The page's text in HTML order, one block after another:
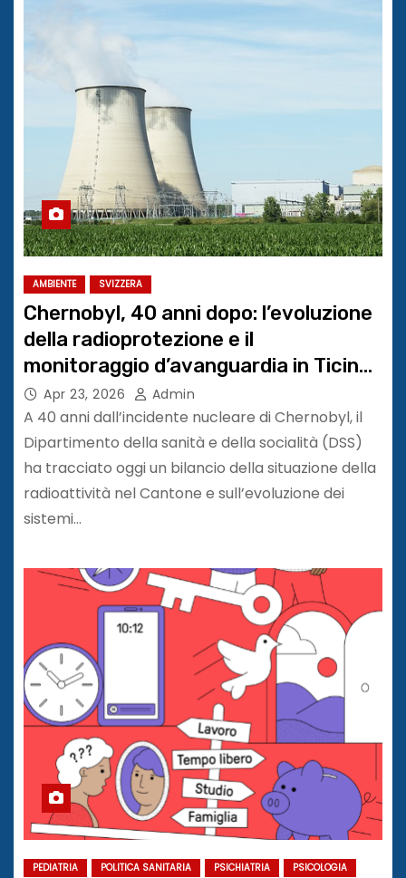
AMBIENTE SVIZZERA
Chernobyl, 40 anni dopo: l’evoluzione
della radioprotezione e il
monitoraggio d’avanguardia in Ticino
e in Svizzera
Apr 23, 2026 Admin
A 40 anni dall’incidente nucleare di Chernobyl, il
Dipartimento della sanità e della socialità (DSS)
ha tracciato oggi un bilancio della situazione della
radioattività nel Cantone e sull’evoluzione dei
sistemi…
PEDIATRIA POLITICA SANITARIA PSICHIATRIA
PSICOLOGIA